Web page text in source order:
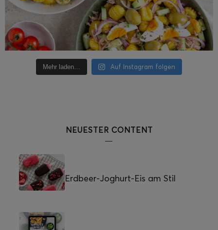
Mehr laden… Auf Instagram folgen
NEUESTER CONTENT
Erdbeer-Joghurt-Eis am Stil